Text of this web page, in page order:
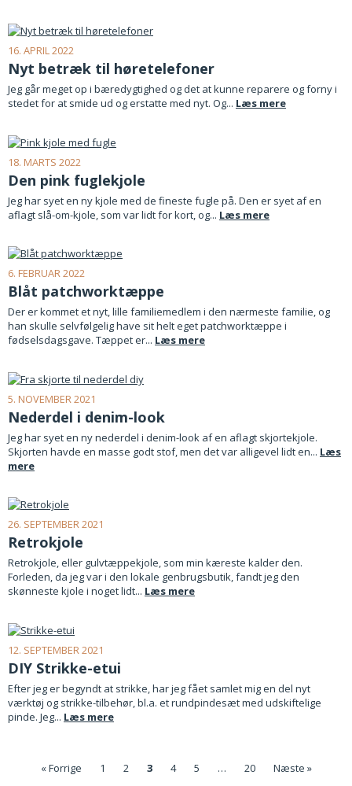
16. APRIL 2022
Nyt betræk til høretelefoner
Jeg går meget op i bæredygtighed og det at kunne reparere og forny i
stedet for at smide ud og erstatte med nyt. Og... Læs mere
18. MARTS 2022
Den pink fuglekjole
Jeg har syet en ny kjole med de fineste fugle på. Den er syet af en
aflagt slå-om-kjole, som var lidt for kort, og... Læs mere
6. FEBRUAR 2022
Blåt patchworktæppe
Der er kommet et nyt, lille familiemedlem i den nærmeste familie, og
han skulle selvfølgelig have sit helt eget patchworktæppe i
fødselsdagsgave. Tæppet er... Læs mere
5. NOVEMBER 2021
Nederdel i denim-look
Jeg har syet en ny nederdel i denim-look af en aflagt skjortekjole.
Skjorten havde en masse godt stof, men det var alligevel lidt en... Læs
mere
26. SEPTEMBER 2021
Retrokjole
Retrokjole, eller gulvtæppekjole, som min kæreste kalder den.
Forleden, da jeg var i den lokale genbrugsbutik, fandt jeg den
skønneste kjole i noget lidt... Læs mere
12. SEPTEMBER 2021
DIY Strikke-etui
Efter jeg er begyndt at strikke, har jeg fået samlet mig en del nyt
værktøj og strikke-tilbehør, bl.a. et rundpindesæt med udskiftelige
pinde. Jeg... Læs mere
« Forrige 1 2 3 4 5 … 20 Næste »